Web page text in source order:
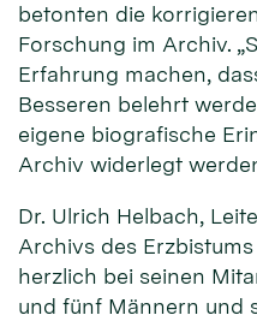
betonten die
Forschung im Archiv.
Erfahrung machen,
Besseren belehrt
eigene biografische
Archiv widerlegt
Dr. Ulrich Helbach,
Archivs des
herzlich bei seinen
und fünf Männern und